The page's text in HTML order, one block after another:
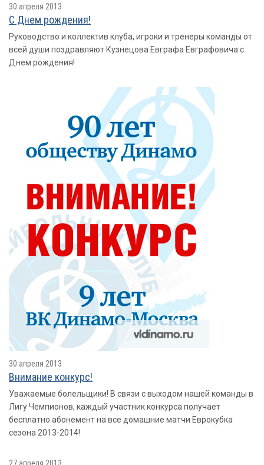
30 апреля 2013
С Днем рождения!
Руководство и коллектив клуба, игроки и тренеры команды от
всей души поздравляют Кузнецова Евграфа Евграфовича с
Днем рождения!
30 апреля 2013
Внимание конкурс!
Уважаемые болельщики! В связи с выходом нашей команды в
Лигу Чемпионов, каждый участник конкурса получает
бесплатно абонемент на все домашние матчи Еврокубка
сезона 2013-2014!